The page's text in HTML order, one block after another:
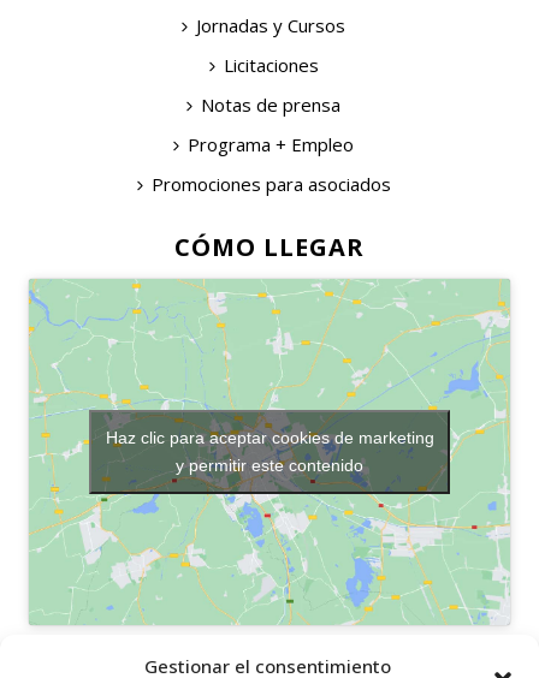
Gestionar el consentimiento
Jornadas y Cursos
Licitaciones
Notas de prensa
Programa + Empleo
Promociones para asociados
CÓMO LLEGAR
Haz clic para aceptar cookies de marketing
y permitir este contenido
OTROS ENLACES